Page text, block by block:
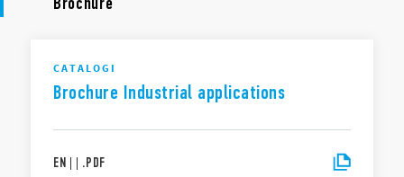
CATALOGI
Brochure Industrial applications
EN | | .PDF